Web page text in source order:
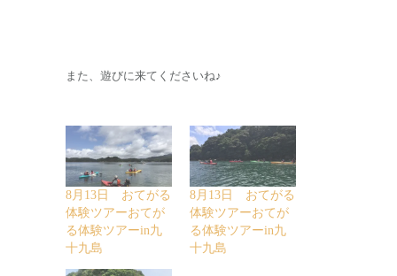
また、遊びに来てくださいね♪
8月13日 おてがる
体験ツアーおてが
る体験ツアーin九
十九島
8月13日 おてがる
体験ツアーおてが
る体験ツアーin九
十九島